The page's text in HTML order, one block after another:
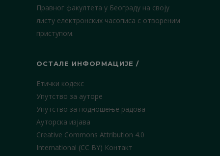
Правног факултета у Београду на своју
листу електронских часописа с отвореним
приступом.
ОСТАЛЕ ИНФОРМАЦИЈЕ /
Етички кодекс
Упутство за ауторе
Упутство за подношење радова
Ауторска изјава
Creative Commons Attribution 4.0
International (CC BY) Контакт